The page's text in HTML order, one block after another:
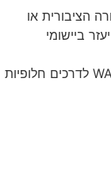
הציבורית או
של משרד התחבורה *4515 ולהיעזר ביישומי